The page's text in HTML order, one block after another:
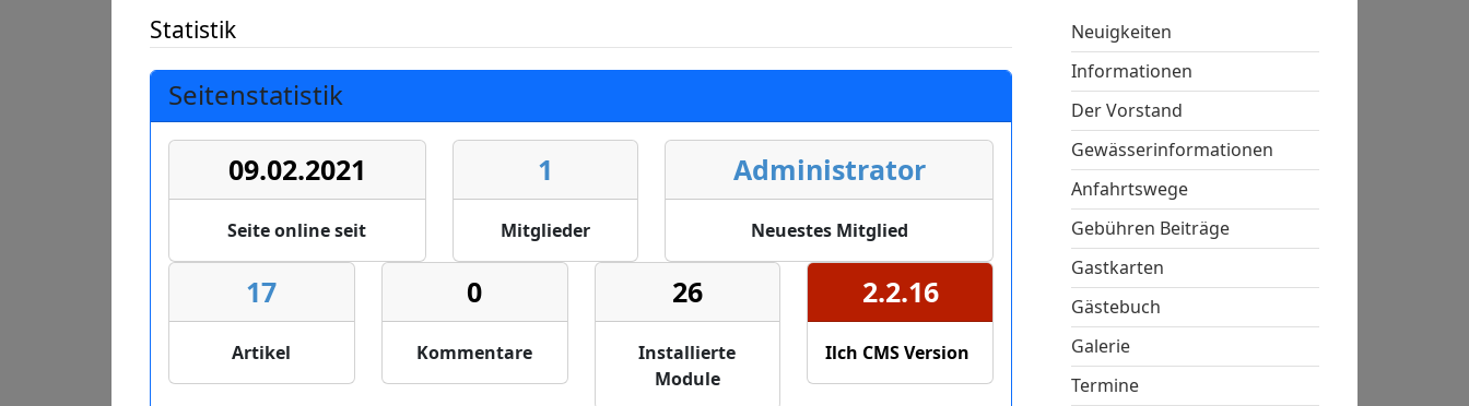
Statistik
Seitenstatistik
09.02.2021
Seite online seit
1
Mitglieder
Administrator
Neuestes Mitglied
17
Artikel
0
Kommentare
26
Installierte
Module
2.2.16
Ilch CMS Version
Neuigkeiten
Informationen
Der Vorstand
Gewässerinformationen
Anfahrtswege
Gebühren Beiträge
Gastkarten
Gästebuch
Galerie
Termine